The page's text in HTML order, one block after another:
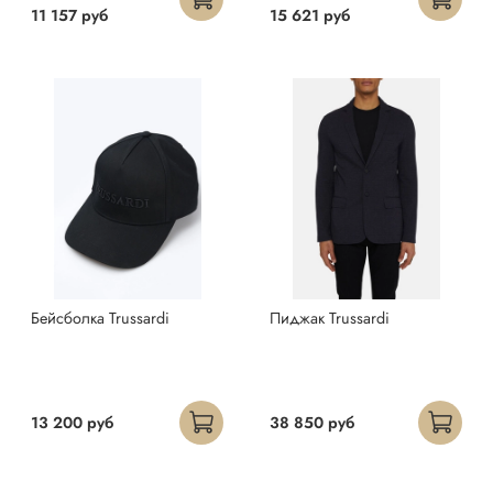
11 157 руб 15 621 руб
Бейсболка Trussardi
13 200 руб
Пиджак Trussardi
38 850 руб